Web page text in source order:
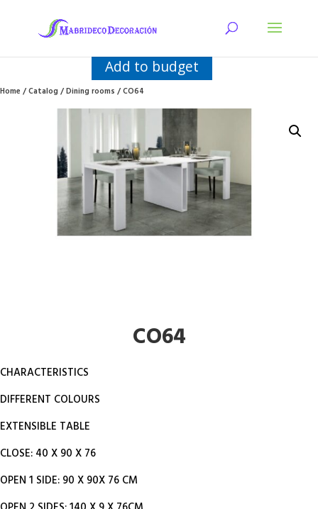
Add to budget
Home/Catalog/Dining rooms/ CO64
CO64
CHARACTERISTICS
DIFFERENT COLOURS
EXTENSIBLE TABLE
CLOSE: 40 X 90 X 76
OPEN 1 SIDE: 90 X 90X 76 CM